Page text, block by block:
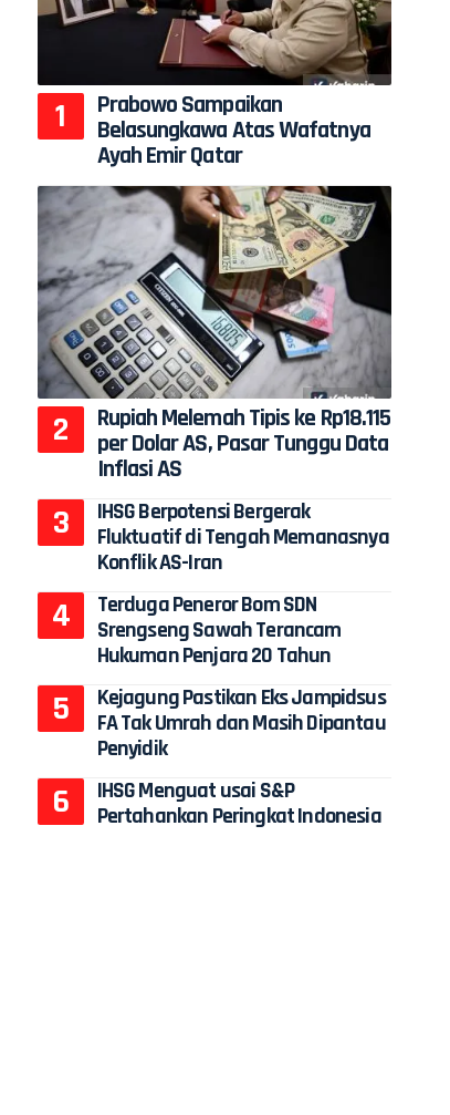
Prabowo Sampaikan
Belasungkawa Atas Wafatnya
Ayah Emir Qatar
Rupiah Melemah Tipis ke Rp18.115
per Dolar AS, Pasar Tunggu Data
Inflasi AS
IHSG Berpotensi Bergerak
Fluktuatif di Tengah Memanasnya
Konflik AS-Iran
Terduga Peneror Bom SDN
Srengseng Sawah Terancam
Hukuman Penjara 20 Tahun
Kejagung Pastikan Eks Jampidsus
FA Tak Umrah dan Masih Dipantau
Penyidik
IHSG Menguat usai S&P
Pertahankan Peringkat Indonesia